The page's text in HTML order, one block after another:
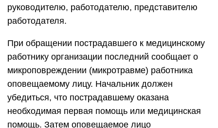
руководителю, работодателю, представителю
работодателя.
При обращении пострадавшего к медицинскому
работнику организации последний сообщает о
микроповреждении (микротравме) работника
оповещаемому лицу. Начальник должен
убедиться, что пострадавшему оказана
необходимая первая помощь или медицинская
помощь. Затем оповещаемое лицо